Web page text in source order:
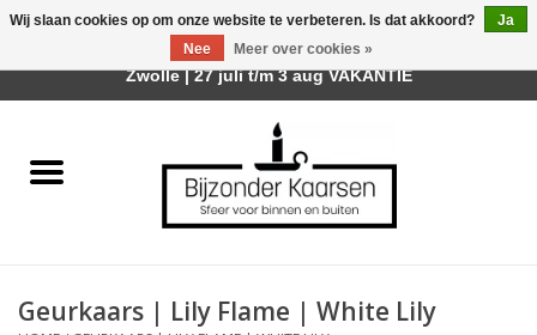
Räder Design Stories
Geurkaarsen
Geurkaars | Lily Flame | White Lily
Wij slaan cookies op om onze website te verbeteren. Is dat akkoord?
Ja
Nee
Meer over cookies »
Afhalen is mogelijk bij mijn winkel Trotz | Belvederelaan 107
Zwolle | 27 juli t/m 3 aug VAKANTIE